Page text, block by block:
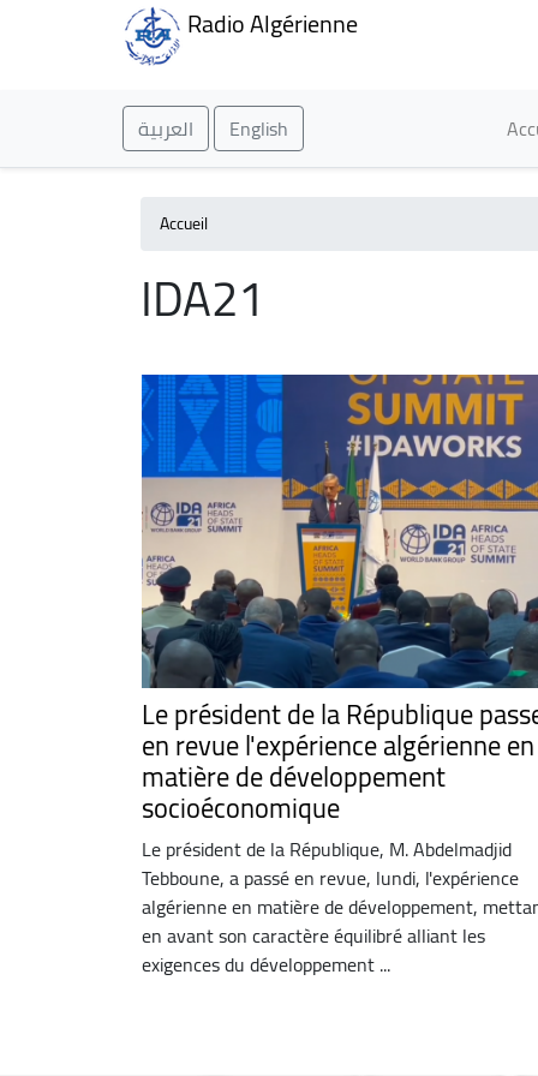
Radio Algérienne
العربية English
Accueil
IDA21
Le président de la République
en revue l'expérience algérienne en
matière de développement
socioéconomique
Le président de la République, M. Abdelmadjid
Tebboune, a passé en revue, lundi, l'expérience
algérienne en matière de développement,
en avant son caractère équilibré alliant les
exigences du développement ...